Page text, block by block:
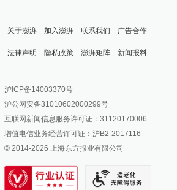
关于澎湃 加入澎湃 联系我们 广告合作
法律声明 隐私政策 澎湃矩阵
澎湃新闻公众号
澎湃新闻抖音号
派生万物开放平台
IP SHANGHAI
SIXTH TONE
新闻报料
报料邮箱: news@thepaper.cn
沪ICP备14003370号
沪公网安备31010602000299号
互联网新闻信息服务许可证：31120170006
增值电信业务经营许可证：沪B2-2017116
© 2014-2026 上海东方报业有限公司